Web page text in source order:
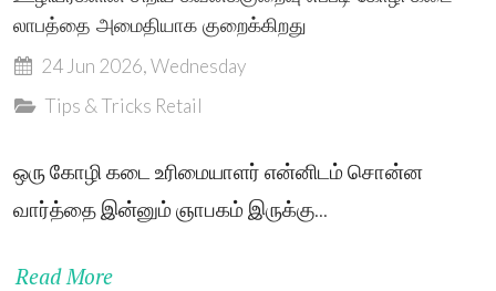
லாபத்தை அமைதியாக குறைக்கிறது
24 Jun 2026, Wednesday
Tips & Tricks Retail
ஒரு கோழி கடை உரிமையாளர் என்னிடம் சொன்ன
வார்த்தை இன்னும் ஞாபகம் இருக்கு...
Read More